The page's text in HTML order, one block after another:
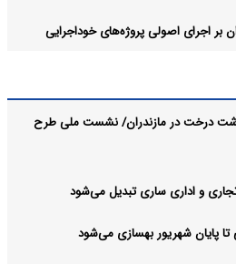
بر اجرای اصولی پروژه‌های خوداجرایی
درخت در مازندران/ نشست ملی طرح
و اداری ساری تبدیل می‌شود